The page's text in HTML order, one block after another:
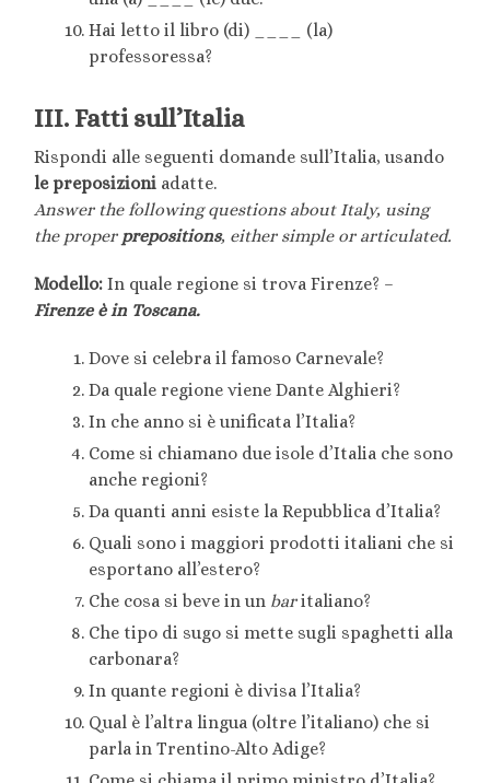
Hai letto il libro (di) ____ (la)
professoressa?
III. Fatti sull’Italia
Rispondi alle seguenti domande sull’Italia, usando
le preposizioni adatte.
Answer the following questions about Italy, using
the proper prepositions, either simple or articulated.
Modello: In quale regione si trova Firenze? –
Firenze è in Toscana.
Dove si celebra il famoso Carnevale?
Da quale regione viene Dante Alghieri?
In che anno si è unificata l’Italia?
Come si chiamano due isole d’Italia che sono
anche regioni?
Da quanti anni esiste la Repubblica d’Italia?
Quali sono i maggiori prodotti italiani che si
esportano all’estero?
Che cosa si beve in un baritaliano?
Che tipo di sugo si mette sugli spaghetti alla
carbonara?
In quante regioni è divisa l’Italia?
Qual è l’altra lingua (oltre l’italiano) che si
parla in Trentino-Alto Adige?